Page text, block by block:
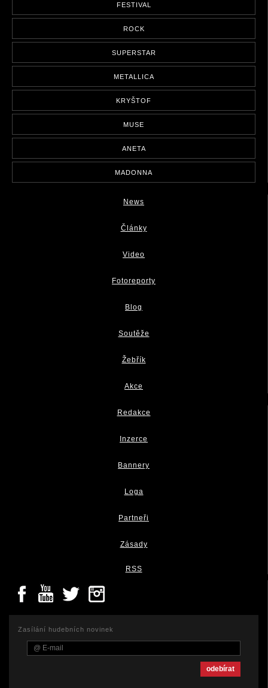
FESTIVAL
ROCK
SUPERSTAR
METALLICA
KRYŠTOF
MUSE
ANETA
MADONNA
News
Články
Video
Fotoreporty
Blog
Soutěže
Žebřík
Akce
Redakce
Inzerce
Bannery
Loga
Partneři
Zásady
RSS
Zasílání hudebních novinek